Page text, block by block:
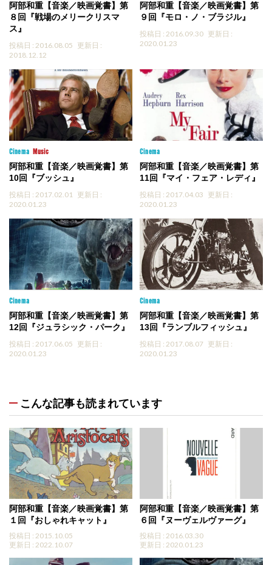
阿部和重【音楽／映画覚書】第
８回『戦場のメリークリスマ
ス』
投稿日 : 2016.08.05 更新日 :
2018.12.12
阿部和重【音楽／映画覚書】第
９回『モロ・ノ・ブラジル』
投稿日 : 2016.09.30 更新日 :
2020.01.23
Cinema Music
阿部和重【音楽／映画覚書】第
10回『ブッシュ』
投稿日 : 2017.02.01
更新日 :
2020.01.23
Cinema
阿部和重【音楽／映画覚書】第
11回『マイ・フェア・レディ』
投稿日 : 2017.04.03 更新日 :
2020.01.23
Cinema
阿部和重【音楽／映画覚書】第
12回『ジュラシック・パーク』
投稿日 : 2017.06.05 更新日 :
2020.01.23
Cinema
阿部和重【音楽／映画覚書】第
13回『ランブルフィッシュ』
投稿日 : 2017.08.07 更新日 :
2020.01.23
こんな記事も読まれています
阿部和重【音楽／映画覚書】第
１回『おしゃれキャット』
投稿日 : 2015.10.05
更新日 : 2022.10.07
阿部和重【音楽／映画覚書】第
６回『ヌーヴェルヴァーグ』
投稿日 : 2016.03.30
更新日 : 2020.01.23